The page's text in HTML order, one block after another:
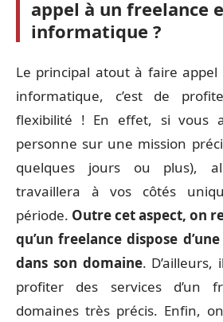
appel à un freelance
informatique ?
Le principal atout à faire
informatique, c’est de
flexibilité ! En effet, si vous
personne sur une mission
quelques jours ou plus),
travaillera à vos côtés
période. Outre cet aspect, on
qu’un freelance dispose
dans son domaine. D’ailleurs,
profiter des services d’un
domaines très précis. Enfin,